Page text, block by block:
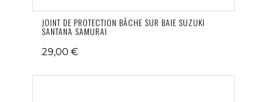
JOINT DE PROTECTION BÂCHE SUR BAIE SUZUKI
SANTANA SAMURAI
29,00 €